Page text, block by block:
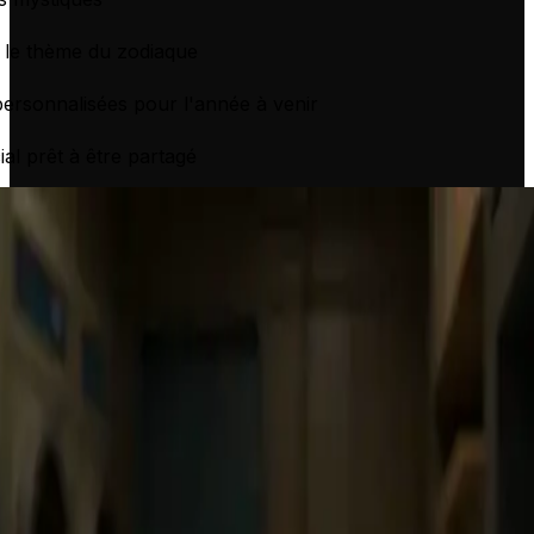
thème du zodiaque
pour l'année à venir
prêt à être partagé